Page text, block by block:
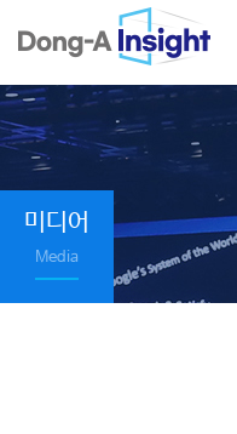
미디어
Media